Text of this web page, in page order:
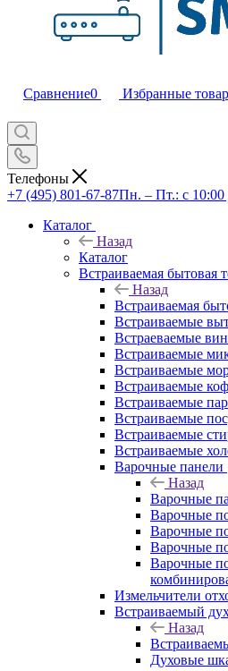
Сравнение0 Избранные
Телефоны
+7 (495) 801-67-87Пн. – Пт.: с 10:00
Каталог
Назад
Каталог
Встраиваемая бытовая
Назад
Встраиваемая
Встраиваемые
Встраеваемые
Встраиваемые
Встраиваемые
Встраиваемые
Встраиваемые
Встраиваемые
Встраиваемые
Встраиваемые
Варочные панели
Назад
Варочные
Варочные
Варочные
Варочные
Варочные
Измельчители
Встраиваемый
Назад
Духовые